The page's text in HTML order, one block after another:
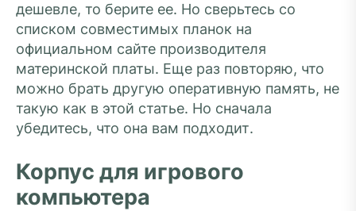
дешевле, то берите ее. Но сверьтесь со
списком совместимых планок на
официальном сайте производителя
материнской платы. Еще раз повторяю, что
можно брать другую оперативную память, не
такую как в этой статье. Но сначала
убедитесь, что она вам подходит.
Корпус для игрового
компьютера